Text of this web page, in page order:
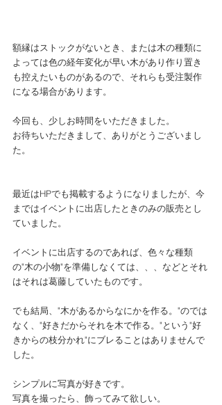
額縁はストックがないとき、または木の種類に
よっては色の経年変化が早い木があり作り置き
も控えたいものがあるので、それらも受注製作
になる場合があります。
今回も、少しお時間をいただきました。
お待ちいただきまして、ありがとうございまし
た。
最近はHPでも掲載するようになりましたが、今
まではイベントに出店したときのみの販売とし
ていました。
イベントに出店するのであれば、色々な種類
の"木の小物"を準備しなくては、、、などとそれ
はそれは葛藤していたものです。
でも結局、"木があるからなにかを作る。"のでは
なく、"好きだからそれを木で作る。"という"好
きからの枝分かれ"にブレることはありませんで
した。
シンプルに写真が好きです。
写真を撮ったら、飾ってみて欲しい。